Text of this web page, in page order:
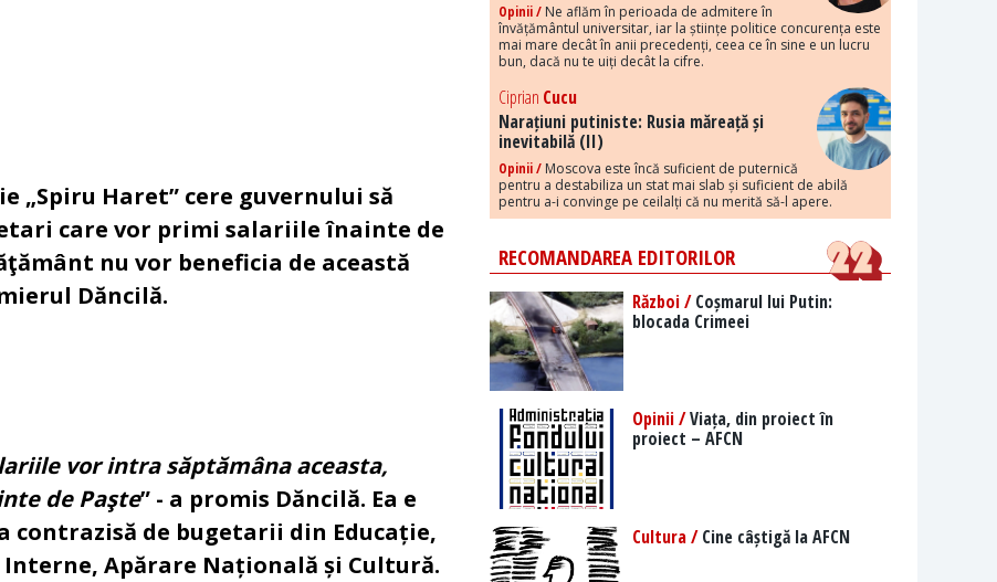
„Spiru Haret” cere guvernului să
care vor primi salariile înainte de
nu vor beneficia de această
Dăncilă.
vor intra săptămâna aceasta,
de Paşte” - a promis Dăncilă. Ea e
contrazisă de bugetarii din Educație,
Apărare Națională și Cultură.
Opinii / Ne aflăm în perioada de admitere în
învățământul universitar, iar la științe politice concurența este
mai mare decât în anii precedenți, ceea ce în sine e un lucru
bun, dacă nu te uiți decât la cifre.
Ciprian Cucu
Narațiuni putiniste: Rusia măreață și
inevitabilă (II)
Opinii / Moscova este încă suficient de puternică
pentru a destabiliza un stat mai slab și suficient de abilă
pentru a-i convinge pe ceilalți că nu merită să-l apere.
RECOMANDAREA EDITORILOR
Război /Coșmarul lui Putin:
blocada Crimeei
Opinii /Viața, din proiect în
proiect – AFCN
Cultura /Cine câștigă la AFCN